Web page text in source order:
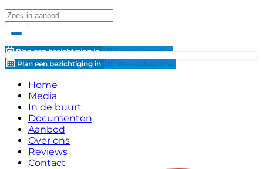
Plan een bezichtiging in
Waardebepaling
Plan een bezichtiging in
Waardebepaling
Home
Media
In de buurt
Documenten
Aanbod
Over ons
Reviews
Contact